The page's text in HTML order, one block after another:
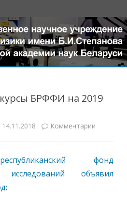
БРФФИ на 2019
14.11.2018 Комментарии
с
и
О
фонд
исследований объявил